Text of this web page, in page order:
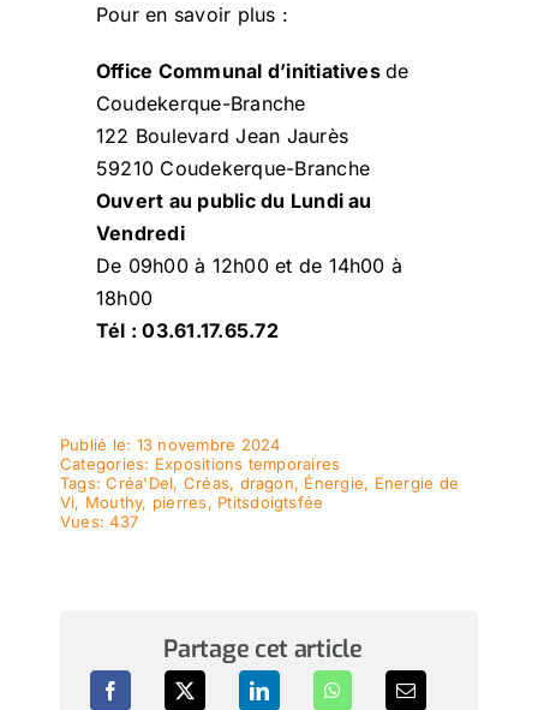
Pour en savoir plus :
Office Communal d’initiativesde
Coudekerque-Branche
122 Boulevard Jean Jaurès
59210 Coudekerque-Branche
Ouvert au public du Lundi au
Vendredi
De 09h00 à 12h00 et de 14h00 à
18h00
Tél : 03.61.17.65.72
Publié le: 13 novembre 2024
Categories: Expositions temporaires
Tags:Créa'Del, Créas, dragon, Énergie, Energie de
Vi, Mouthy, pierres, Ptitsdoigtsfée
Vues: 437
Partage cet article